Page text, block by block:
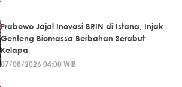
Prabowo Jajal Inovasi BRIN di Istana, Injak
Genteng Biomassa Berbahan Serabut
Kelapa
07/08/2026 04:00 WIB